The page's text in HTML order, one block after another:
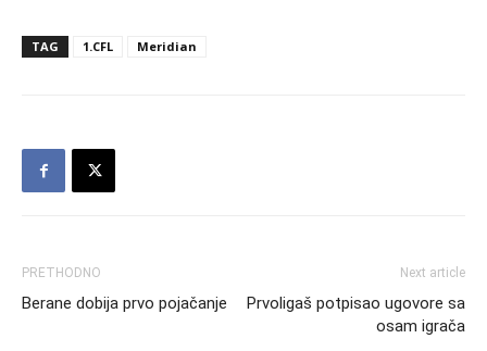
TAG 1.CFL Meridian
PRETHODNO
Berane dobija prvo pojačanje
Next article
Prvoligaš potpisao ugovore sa
osam igrača